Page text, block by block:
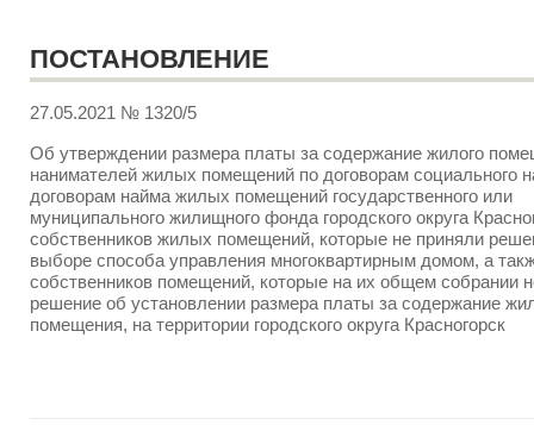
ПОСТАНОВЛЕНИЕ
27.05.2021 № 1320/5
Об утверждении размера платы за содержание жилого
нанимателей жилых помещений по договорам социального
договорам найма жилых помещений государственного или
муниципального жилищного фонда городского округа
собственников жилых помещений, которые не приняли
выборе способа управления многоквартирным домом, а
собственников помещений, которые на их общем собрании
решение об установлении размера платы за содержание
помещения, на территории городского округа Красногорск